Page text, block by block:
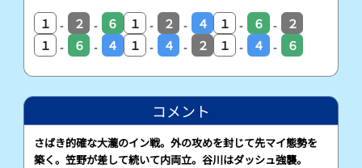
１ - ２ - ６ １ - ２ - ４ １ - ６ -
２
１
- ６ - ４ １ - ４ - ２ １ - ４ - ６
コメント
さばき的確な大瀧のイン戦。外の攻めを封じて先マイ態勢を
築く。笠野が差して続いて内両立。谷川はダッシュ強襲。